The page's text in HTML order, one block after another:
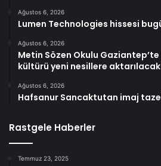
Ağustos 6, 2026
Lumen Technologies hissesi
Ağustos 6, 2026
Metin Sözen Okulu
kültürü yeni nesillere aktarılacak
Ağustos 6, 2026
Hafsanur Sancaktutan imaj
Rastgele Haberler
Temmuz 23, 2025